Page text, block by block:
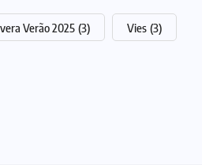
Verão 2025 (3) Vies (3)